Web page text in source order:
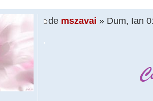
de mszavai » Dum, Ian
.